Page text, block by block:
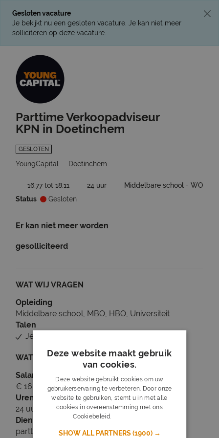
Gesloten vacature
Je bekijkt nu een gesloten vacature. Je kan niet meer
solliciteren op deze vacature.
Parttime Verkoopadviseur
KPN in Doetinchem
GESLOTEN
YoungCapital Doetinchem
16,77 tot 18,11 24 uur
Middelbare school - WO
Status
Gesloten
Er kan niet meer worden
gesolliciteerd
WAT WIJ VRAGEN
Opleiding
Middelbare school, MBO, HBO, Universiteit
Talen
Je beheerst Nederlands
WAT WIJ BIEDEN
Salaris
€ 16,77 tot € 18,11
Uren
24 uur per week
Dienstverband
parttime
Deze website maakt gebruik
van cookies.
Deze website gebruikt cookies om uw
gebruikerservaring te verbeteren. Door onze
website te gebruiken, stemt u in met alle
cookies in overeenstemming met ons
Cookiebeleid.
SHOW ALL PARTNERS(1900) →